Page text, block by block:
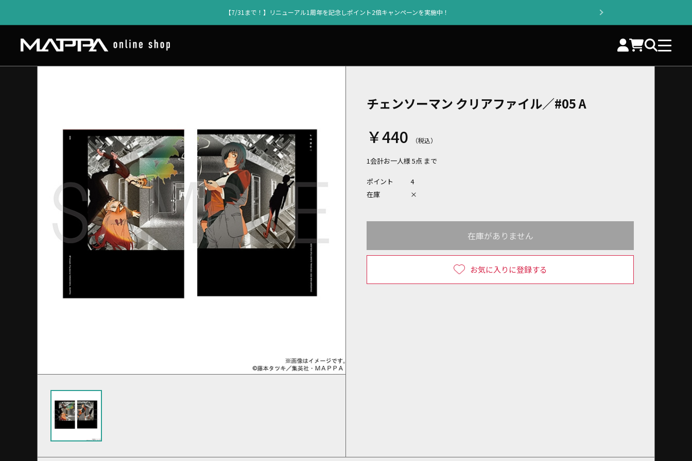
【7/31まで！】リニューアル1周年を記念しポイント2倍キャンペーンを実施中！
チェンソーマン クリアファイル／#05 A
￥440
1会計お一人様 5点 まで
ポイント
4
在庫
×
お気に入りに登録する
在庫がありません